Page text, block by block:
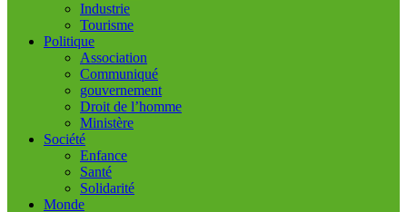
Industrie
Tourisme
Politique
Association
Communiqué
gouvernement
Droit de l’homme
Ministère
Société
Enfance
Santé
Solidarité
Monde